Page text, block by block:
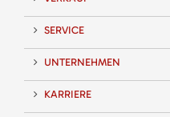
SERVICE
UNTERNEHMEN
KARRIERE